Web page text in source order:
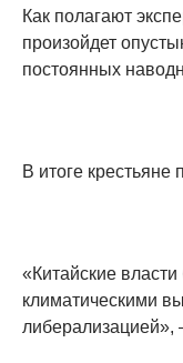
Как полагают
произойдет
постоянных
В итоге крестьяне
«Китайские
климатическими
либерализацией»,